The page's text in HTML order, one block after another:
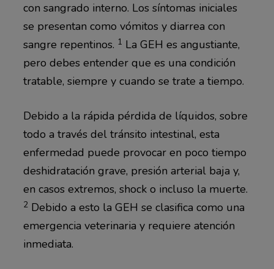
con sangrado interno. Los síntomas iniciales
se presentan como vómitos y diarrea con
sangre repentinos. 1 La GEH es angustiante,
pero debes entender que es una condición
tratable, siempre y cuando se trate a tiempo.
Debido a la rápida pérdida de líquidos, sobre
todo a través del tránsito intestinal, esta
enfermedad puede provocar en poco tiempo
deshidratación grave, presión arterial baja y,
en casos extremos, shock o incluso la muerte.
2Debido a esto la GEH se clasifica como una
emergencia veterinaria y requiere atención
inmediata.